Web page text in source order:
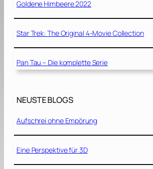
Goldene Himbeere 2022
Star Trek: The Original 4-Movie Collection
Pan Tau – Die komplette Serie
NEUSTE BLOGS
Aufschrei ohne Empörung
Eine Perspektive für 3D